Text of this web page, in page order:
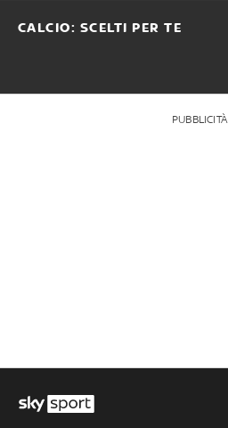
CALCIO: SCELTI PER TE
PUBBLICITÀ